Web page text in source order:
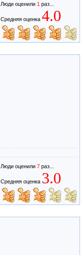
Люди оценили 1 раз...
Средняя оценка 4.0
Люди оценили 7 раз...
Средняя оценка 3.0